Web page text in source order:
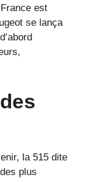
est
se lança
la 515 dite
plus